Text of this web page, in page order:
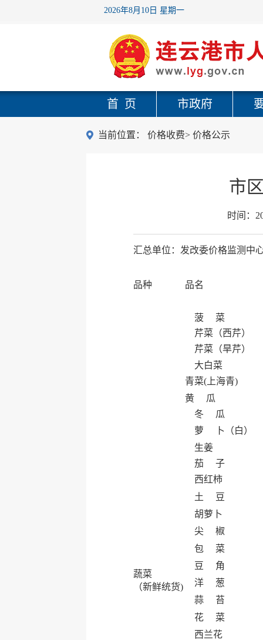
2026年8月10日 星期一
首 页 市政府
当前位置： 价格收费> 价格公示
市
时间：
汇总单位：发改委价格
品种 品名
蔬菜
（新鲜统货)
菠 菜
芹菜（西芹）
芹菜（旱芹）
大白菜
青菜(上海青)
黄 瓜
冬 瓜
萝 卜（白）
生姜
茄 子
西红柿
土 豆
胡萝卜
尖 椒
包 菜
豆 角
洋 葱
蒜 苔
花 菜
西兰花